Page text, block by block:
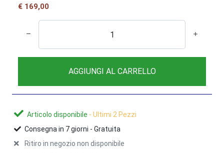
€ 169,00
AGGIUNGI AL CARRELLO
Articolo disponibile - Ultimi 2 Pezzi
Consegna in 7giorni - Gratuita
Ritiro in negozio non disponibile